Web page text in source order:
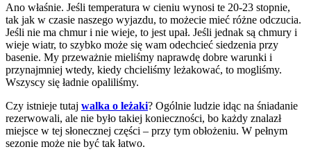
Ano właśnie. Jeśli temperatura w cieniu wynosi te 20-23 stopnie,
tak jak w czasie naszego wyjazdu, to możecie mieć różne odczucia.
Jeśli nie ma chmur i nie wieje, to jest upał. Jeśli jednak są chmury i
wieje wiatr, to szybko może się wam odechcieć siedzenia przy
basenie. My przeważnie mieliśmy naprawdę dobre warunki i
przynajmniej wtedy, kiedy chcieliśmy leżakować, to mogliśmy.
Wszyscy się ładnie opaliliśmy.
Czy istnieje tutaj walka o leżaki? Ogólnie ludzie idąc na śniadanie
rezerwowali, ale nie było takiej konieczności, bo każdy znalazł
miejsce w tej słonecznej części – przy tym obłożeniu. W pełnym
sezonie może nie być tak łatwo.